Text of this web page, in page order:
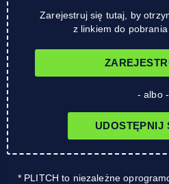
Zarejestruj się tutaj, by
z linkiem do
- albo -
UDOSTĘPNIJ
* PLITCH to niezależne